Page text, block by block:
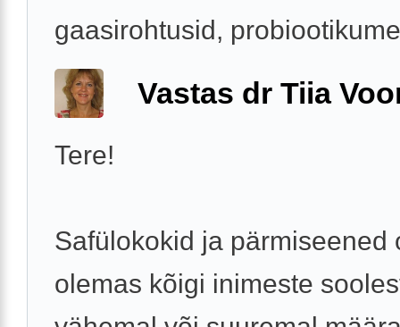
gaasirohtusid,
Vastas dr Tiia
Tere!
Safülokokid ja pärmiseened
olemas kõigi inimeste